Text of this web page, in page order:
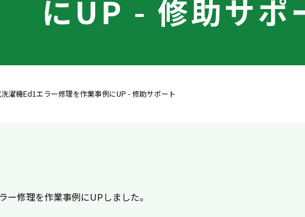
にUP - 修助サポ
濯機Ed1エラー修理を作業事例にUP - 修助サポート
ー修理を作業事例にUPしました。